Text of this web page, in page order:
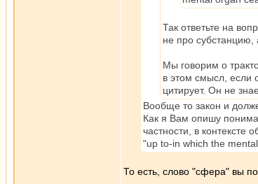
Так ответьте на
не про субстанцию,
Мы говорим о
в этом смысл, если
цитирует. Он не
Вообще то закон и
Как я Вам опишу
частности, в контексте
"up to-in which the
То есть, слово "сфера" вы